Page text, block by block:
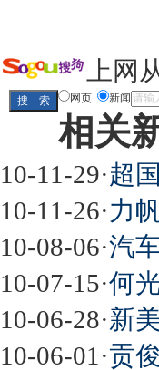
上网
网页 新闻
相关
10-11-29·超
10-11-26·力
10-08-06·汽
10-07-15·何
10-06-28·新
10-06-01 ·贡